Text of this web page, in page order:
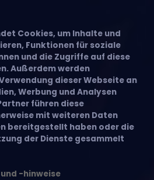
Cookies, um Inhalte und
Funktionen für soziale
und die Zugriffe auf diese
Außerdem werden
dieser Webseite an
Werbung und Analysen
führen diese
mit weiteren Daten
bereitgestellt haben oder die
der Dienste gesammelt
-hinweise